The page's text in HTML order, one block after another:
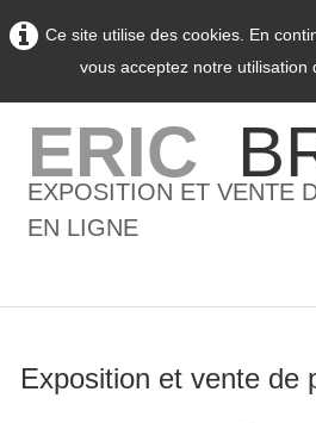
Ce site utilise des cookies. En
vous acceptez notre utilisation
ERIC
EXPOSITION ET VENTE
EN LIGNE
0
Exposition et vente de